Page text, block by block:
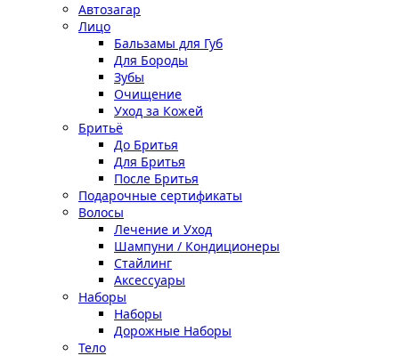
Автозагар
Лицо
Бальзамы для Губ
Для Бороды
Зубы
Очищение
Уход за Кожей
Бритьё
До Бритья
Для Бритья
После Бритья
Подарочные сертификаты
Волосы
Лечение и Уход
Шампуни / Кондиционеры
Стайлинг
Аксессуары
Наборы
Наборы
Дорожные Наборы
Тело